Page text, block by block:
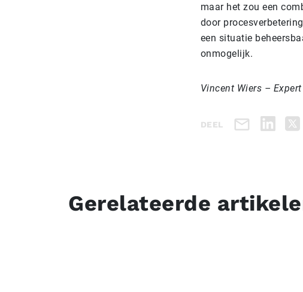
maar het zou een
door
een situatie
onmogelijk.
Vincent Wiers –
DEEL
Gerelateerde